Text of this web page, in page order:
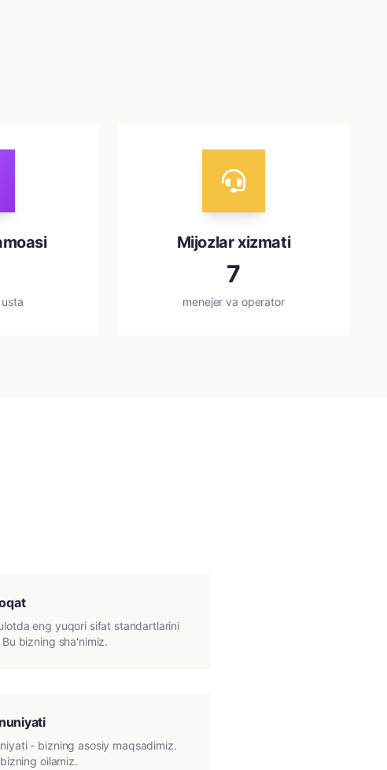
Mijozlar xizmati
7
menejer va operator
eng yuqori sifat standartlarini
bizning sha'nimiz.
- bizning asosiy maqsadimiz.
oilamiz.